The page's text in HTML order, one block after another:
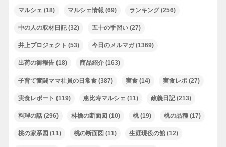
マルシェ (18) マルシェ情報 (69) ランキング(256)
中の人の取材日記(32) 五十の手習い(27)
井上プロジェクト (53) 今日のメルマガ(1369)
出荷の御報告(18) 商品紹介(163)
子育て奮闘ママ社員の日常食(387) 実食(14) 実食レポ(27)
実食レポート (119) 恵比寿マルシェ (11) 政義日記(213)
料理の話(296) 林檎の断面図 (10) 桃(19) 桃の品種(17)
桃の家系図 (11) 桃の断面図 (11) 生涯現役の館(12)